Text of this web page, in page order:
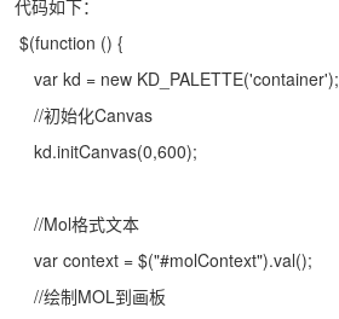
代码如下：
$(function () {
var kd = new KD_PALETTE('container');
//初始化Canvas
kd.initCanvas(0,600);
//Mol格式文本
var context = $("#molContext").val();
//绘制MOL到画板